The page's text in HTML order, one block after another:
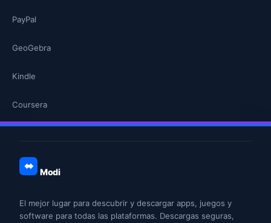
PayPal
GeoGebra
Kindle
Coursera
Modi
El mejor lugar para descubrir y descargar apps, juegos y
software para todas las plataformas. Descargas seguras,